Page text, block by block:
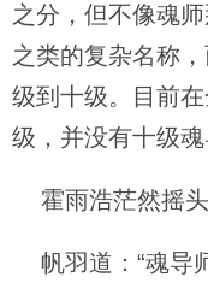
之分，但不像魂
之类的复杂名称
级到十级。目前
级，并没有十级
霍雨浩茫然摇头
帆羽道：“魂导